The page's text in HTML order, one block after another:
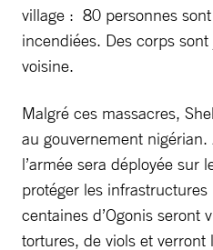
village : 80 personnes
incendiées. Des corps
voisine.
Malgré ces massacres,
au gouvernement
l’armée sera déployée sur
protéger les infrastructures
centaines d’Ogonis seront
tortures, de viols et verront